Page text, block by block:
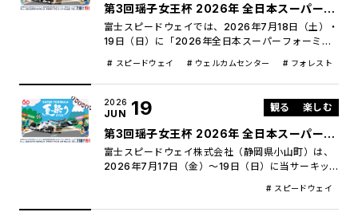
第3回瑶子女王杯 2026年 全日本スーパーフ
ォーミュラ選手権 第3戦・第6戦・第7戦 い
よいよ開催まであと2週間！ 夏のスーパーフ
ォーミュラは、推し活&お子様向けイベント
富士スピードウェイでは、2026年7月18日（土）・
19日（日）に「2026年全日本スーパーフォーミュ
先日開催された公式テストを経て、本大会へ向けて
期待が高まる中、イベントエリアでは「推し活」と
お子様連れの「ファミリー」が1日中全力で楽しめる
夏祭りコンテンツが勢揃い。初開催の「お面作り」
や大人気の「キッザニア」に加え、ドライバーが厳
選した「ピックアップメニュー」、レース後のナイ
トパーティー「JEGT AFTER RACE GRID
PARTY」など、朝から夜まで遊び尽くせる特別な週
# スピードウェイ # ウェルカムセンター # フォレスト
第3回瑶子女王杯 2026年 全日本スーパーフ
ォーミュラ選手権 第3戦・第6戦・第7戦
2026
JUN 19 観る 楽しむ
富士スピードウェイ株式会社（静岡県小山町）は、
2026年7月17日（金）〜19日（日）に当サーキッ
ーパーフォーミュラ選手権 第3戦・第6戦・第7戦」
の大会CMソングに、4人組インストゥルメンタルバ
# スピードウェイ